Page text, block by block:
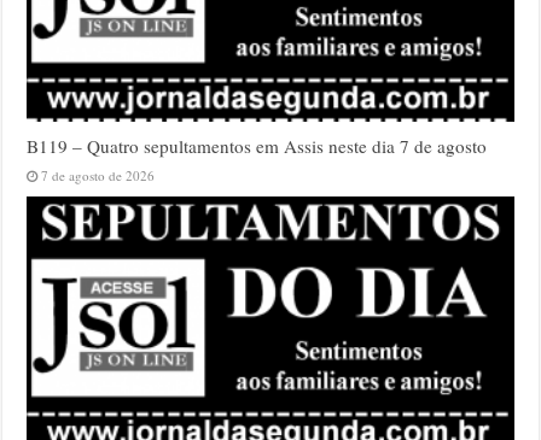
B119 – Quatro sepultamentos em Assis neste dia 7 de agosto
7 de agosto de 2026